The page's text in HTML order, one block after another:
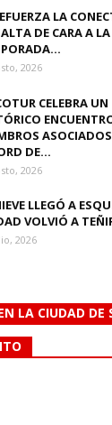
LA
DE CARA A LA
2026
CELEBRA UN
DE...
2026
LLEGÓ A
VOLVIÓ A
2026
LA CIUDAD DE